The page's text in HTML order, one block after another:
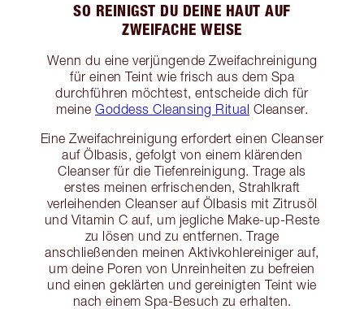
SO REINIGST DU DEINE HAUT AUF
ZWEIFACHE WEISE
Wenn du eine verjüngende Zweifachreinigung
für einen Teint wie frisch aus dem Spa
durchführen möchtest, entscheide dich für
meine Goddess Cleansing Ritual Cleanser.
Eine Zweifachreinigung erfordert einen Cleanser
auf Ölbasis, gefolgt von einem klärenden
Cleanser für die Tiefenreinigung. Trage als
erstes meinen erfrischenden, Strahlkraft
verleihenden Cleanser auf Ölbasis mit Zitrusöl
und Vitamin C auf, um jegliche Make-up-Reste
zu lösen und zu entfernen. Trage
anschließenden meinen Aktivkohlereiniger auf,
um deine Poren von Unreinheiten zu befreien
und einen geklärten und gereinigten Teint wie
nach einem Spa-Besuch zu erhalten.